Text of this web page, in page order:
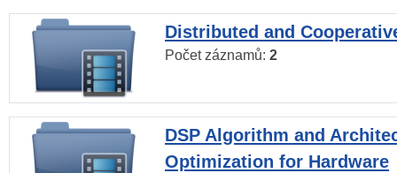
Distributed and
Počet záznamů: 2
DSP Algorithm and
Optimization for Hardware